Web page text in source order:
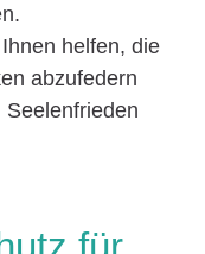
helfen, die
abzufedern